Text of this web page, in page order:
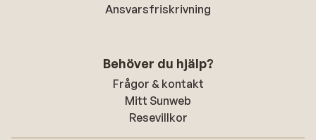
Ansvarsfriskrivning
Behöver du hjälp?
Frågor & kontakt
Mitt Sunweb
Resevillkor